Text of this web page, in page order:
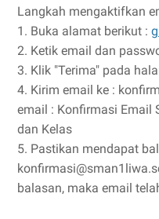
Langkah mengaktifkan
1. Buka alamat berikut :
2. Ketik email dan
3. Klik "Terima" pada
4. Kirim email ke :
email : Konfirmasi Email
dan Kelas
5. Pastikan mendapat
balasan, maka email